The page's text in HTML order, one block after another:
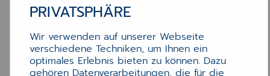
PRIVATSPHÄRE
Wir verwenden auf unserer Webseite
verschiedene Techniken, um Ihnen ein
optimales Erlebnis bieten zu können. Dazu
gehören Datenverarbeitungen, die für die